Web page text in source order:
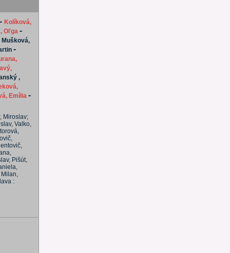
- Kolíková,
Oľga -
Mušková,
-
,
Emília -
Miroslav;
Valko,
Pišút,
Milan,
: